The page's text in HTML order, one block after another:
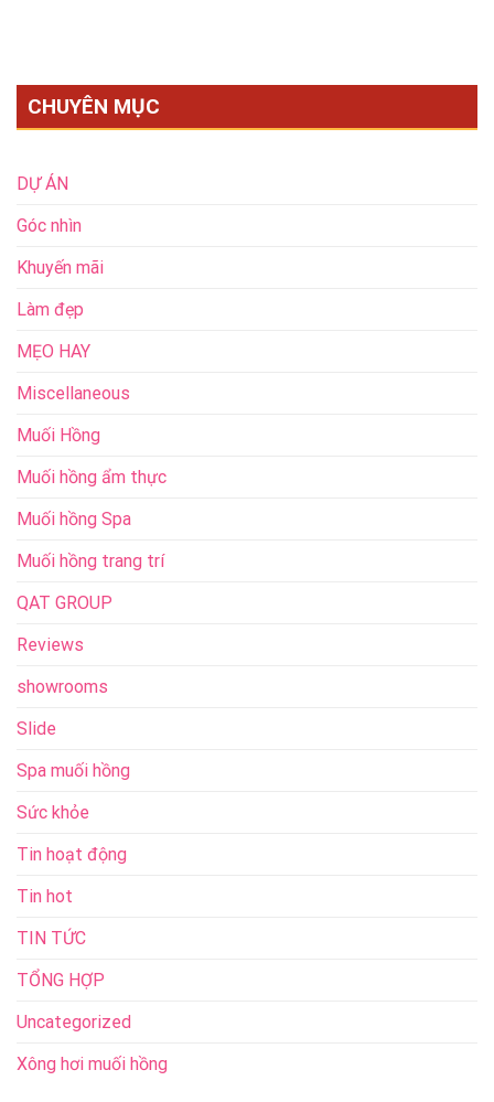
CHUYÊN MỤC
DỰ ÁN
Góc nhìn
Khuyến mãi
Làm đẹp
MẸO HAY
Miscellaneous
Muối Hồng
Muối hồng ẩm thực
Muối hồng Spa
Muối hồng trang trí
QAT GROUP
Reviews
showrooms
Slide
Spa muối hồng
Sức khỏe
Tin hoạt động
Tin hot
TIN TỨC
TỔNG HỢP
Uncategorized
Xông hơi muối hồng